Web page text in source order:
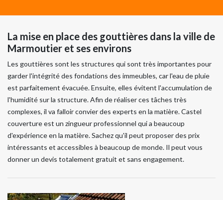
La mise en place des gouttières dans la ville de
Marmoutier et ses environs
Les gouttières sont les structures qui sont très importantes pour
garder l'intégrité des fondations des immeubles, car l'eau de pluie
est parfaitement évacuée. Ensuite, elles évitent l'accumulation de
l'humidité sur la structure. Afin de réaliser ces tâches très
complexes, il va falloir convier des experts en la matière. Castel
couverture est un zingueur professionnel qui a beaucoup
d'expérience en la matière. Sachez qu'il peut proposer des prix
intéressants et accessibles à beaucoup de monde. Il peut vous
donner un devis totalement gratuit et sans engagement.